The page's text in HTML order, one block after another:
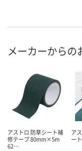
メーカーからの
アストロ 防草シート補
修テープ 80mm×5m
62…
ア
ー